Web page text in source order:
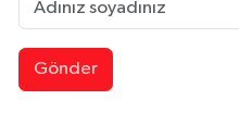
Gönder